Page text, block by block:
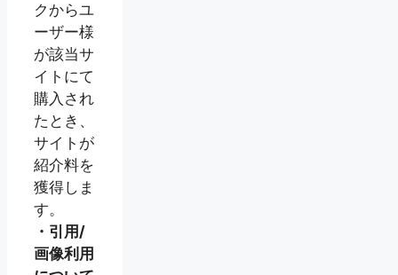
クからユ
ーザー様
が該当サ
イトにて
購入され
たとき、
サイトが
紹介料を
獲得しま
す。
・引用/
画像利用